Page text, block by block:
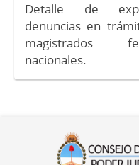
Detalle de
denuncias en
magistrados
nacionales.